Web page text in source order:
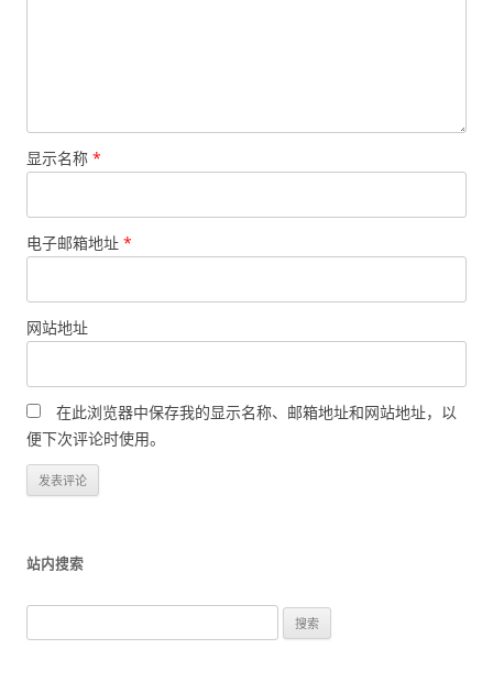
显示名称 *
电子邮箱地址 *
网站地址
在此浏览器中保存我的显示名称、邮箱地址和网站地址，以
便下次评论时使用。
站内搜索
索